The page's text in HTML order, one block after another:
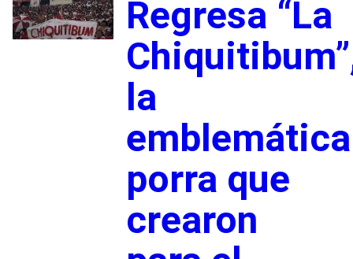
Regresa “La
la
emblemática
porra que
crearon